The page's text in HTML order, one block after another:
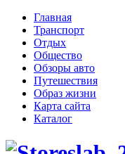
Главная
Транспорт
Отдых
Общество
Обзоры авто
Путешествия
Образ жизни
Карта сайта
Каталог